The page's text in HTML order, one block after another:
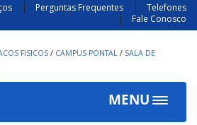
Perguntas Frequentes
Telefones
Fale Conosco
FISICOS / CAMPUS PONTAL / SALA DE
MENU
Toggle